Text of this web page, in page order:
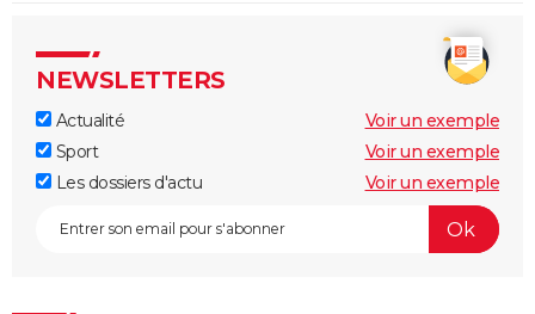
NEWSLETTERS
Actualité
Voir un exemple
Sport
Voir un exemple
Les dossiers d'actu
Voir un exemple